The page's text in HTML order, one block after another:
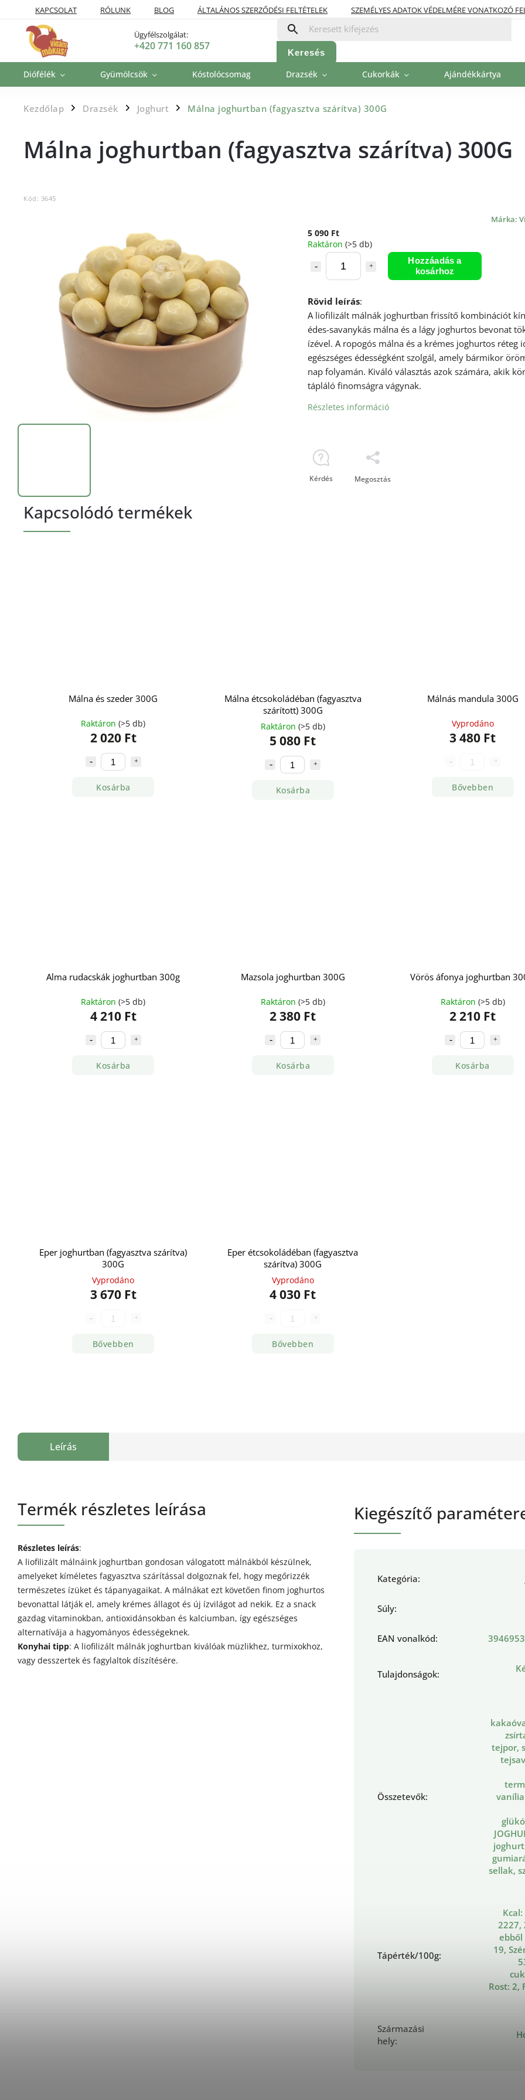
KAPCSOLAT RÓLUNK BLOG ÁLTALÁNOS SZERZŐDÉSI FELTÉTELEK
SZEMÉLYES ADATOK VÉDELMÉRE VONATKOZÓ
SZÁLLÍTÁSI POLITIKA
FIZETÉSI LEHETŐSÉGEK
Ügyfélszolgálat:
+420 771 160 857
Keresés
Diófélék Gyümölcsök Kóstolócsomag Drazsék Cukorkák Ajándékkártya
Kezdőlap / Drazsék / Joghurt / Málna joghurtban (fagyasztva szárítva) 300G
Málna joghurtban (fagyasztva szárítva) 300G
Kód: 3645
Márka:
5 090 Ft
Raktáron (>5 db)
Hozzáadás a
kosárhoz
Rövid leírás:
A liofilizált málnák joghurtban frissítő kombinációt
édes-savanykás málna és a lágy joghurtos bevonat
ízével. A ropogós málna és a krémes joghurtos réteg
egészséges édességként szolgál, amely bármikor
nap folyamán. Kiváló választás azok számára, akik
tápláló finomságra vágynak.
Részletes információ
Kérdés Megosztás
Kapcsolódó termékek
Málna és szeder 300G
Raktáron(>5 db)
2 020 Ft
Kosárba
Málna étcsokoládéban (fagyasztva
szárított) 300G
Raktáron (>5 db)
5 080 Ft
Kosárba
Málnás mandula 300G
Vyprodáno
3 480 Ft
Bővebben
Alma rudacskák joghurtban 300g
Raktáron(>5 db)
4 210 Ft
Kosárba
Mazsola joghurtban 300G
Raktáron (>5 db)
2 380 Ft
Kosárba
Vörös áfonya joghurtban
Raktáron (>5 db)
2 210 Ft
Kosárba
Eper joghurtban (fagyasztva szárítva)
300G
Vyprodáno
3 670 Ft
Bővebben
Eper étcsokoládéban (fagyasztva
szárítva) 300G
Vyprodáno
4 030 Ft
Bővebben
Leírás
Termék részletes leírása
Részletes leírás:
A liofilizált málnáink joghurtban gondosan válogatott málnákból készülnek,
amelyeket kíméletes fagyasztva szárítással dolgoznak fel, hogy megőrizzék
természetes ízüket és tápanyagaikat. A málnákat ezt követően finom joghurtos
bevonattal látják el, amely krémes állagot és új ízvilágot ad nekik. Ez a snack
gazdag vitaminokban, antioxidánsokban és kalciumban, így egészséges
alternatívája a hagyományos édességeknek.
Konyhai tipp: A liofilizált málnák joghurtban kiválóak müzlikhez, turmixokhoz,
vagy desszertek és fagylaltok díszítésére.
Kiegészítő
Kategória:
Súly:
EAN vonalkód:
Tulajdonságok:
Összetevők:
tejpor,
sellak,
Tápérték/100g:
Kcal:
2227,
19,
Rost: 2,
Származási
hely: